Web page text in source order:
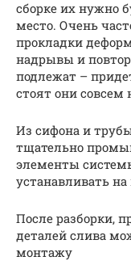
сборке их нужно
место. Очень
прокладки
надрывы и
подлежат –
стоят они совсем
Из сифона и
тщательно
элементы
устанавливать на
После разборки,
деталей слива
монтажу